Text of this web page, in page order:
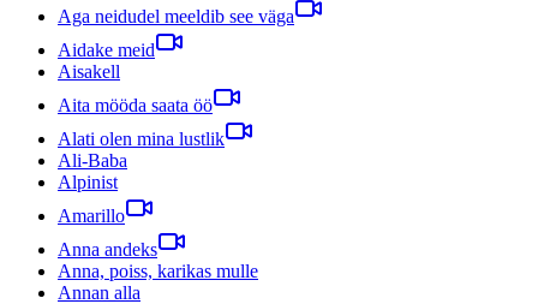
Aga neidudel meeldib see väga
Aidake meid
Aisakell
Aita mööda saata öö
Alati olen mina lustlik
Ali-Baba
Alpinist
Amarillo
Anna andeks
Anna, poiss, karikas mulle
Annan alla